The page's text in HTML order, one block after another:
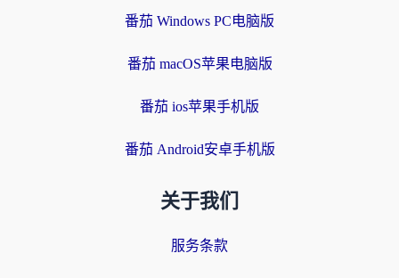
番茄 Windows PC电脑版
番茄 macOS苹果电脑版
番茄 ios苹果手机版
番茄 Android安卓手机版
关于我们
服务条款